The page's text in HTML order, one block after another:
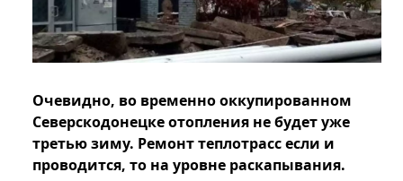
Очевидно, во временно оккупированном
Северскодонецке отопления не будет уже
третью зиму. Ремонт теплотрасс если и
проводится, то на уровне раскапывания.